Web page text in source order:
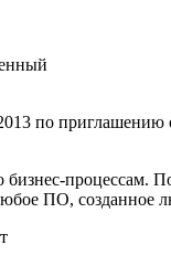
по приглашению
бизнес-процессам.
ПО, созданное